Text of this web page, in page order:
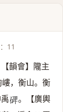
11
韻會】隴主
，衡山。衡
𥓓 。【廣輿